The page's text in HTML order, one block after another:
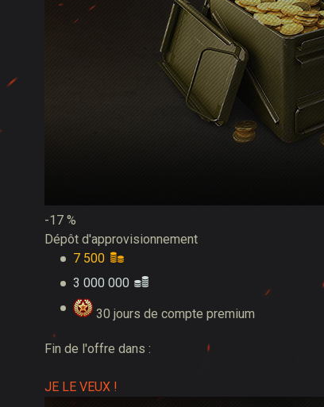
-17 %
Dépôt d'approvisionnement
7 500
3 000 000
30 jours de compte premium
Fin de l'offre dans :
JE LE VEUX !